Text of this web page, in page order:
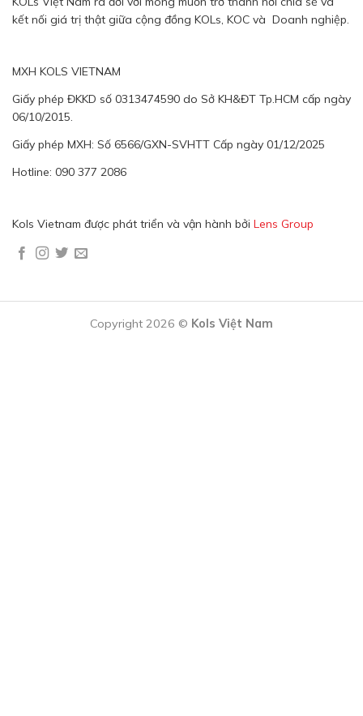
kết nối giá trị thật giữa cộng đồng KOLs, KOC và Doanh nghiệp.
MXH KOLS VIETNAM
Giấy phép ĐKKD số 0313474590 do Sở KH&ĐT Tp.HCM cấp ngày
06/10/2015.
Giấy phép MXH: Số 6566/GXN-SVHTT Cấp ngày 01/12/2025
Hotline: 090 377 2086
Kols Vietnam được phát triển và vận hành bởi Lens Group
Copyright 2026 © Kols Việt Nam